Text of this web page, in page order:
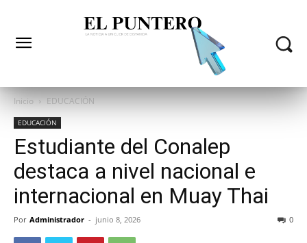
Inicio EDUCACIÓN
EDUCACIÓN
Estudiante del Conalep
destaca a nivel nacional e
internacional en Muay Thai
Por Administrador - junio 8, 2026 0